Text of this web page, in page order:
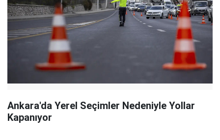
Ankara'da Yerel Seçimler Nedeniyle Yollar
Kapanıyor